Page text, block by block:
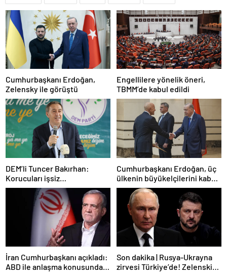
Cumhurbaşkanı Erdoğan,
Zelensky ile görüştü
Engellilere yönelik öneri,
TBMM’de kabul edildi
DEM’li Tuncer Bakırhan:
Korucuları işsiz
bırakmayacağız
Cumhurbaşkanı Erdoğan, üç
ülkenin büyükelçilerini kabul
etti
İran Cumhurbaşkanı açıkladı:
ABD ile anlaşma konusunda
Son dakika | Rusya-Ukrayna
zirvesi Türkiye’de! Zelenskiy